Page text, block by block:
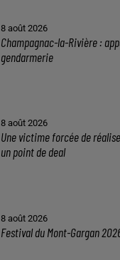
8 août 2026
Champagnac-la-Rivière :
gendarmerie
8 août 2026
Une victime forcée de
un point de deal
8 août 2026
Festival du Mont-Gargan